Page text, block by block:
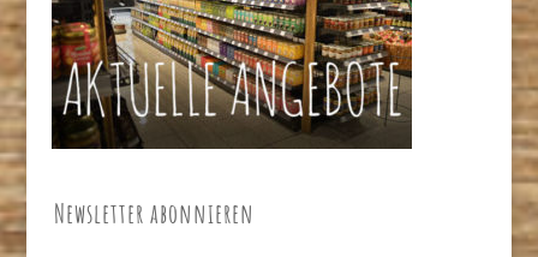
Newsletter abonnieren